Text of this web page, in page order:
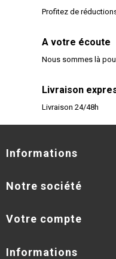
Profitez de
A votre écoute
Nous sommes là
Livraison
Livraison 24/48h
Informations
Notre société
Votre compte
Informations